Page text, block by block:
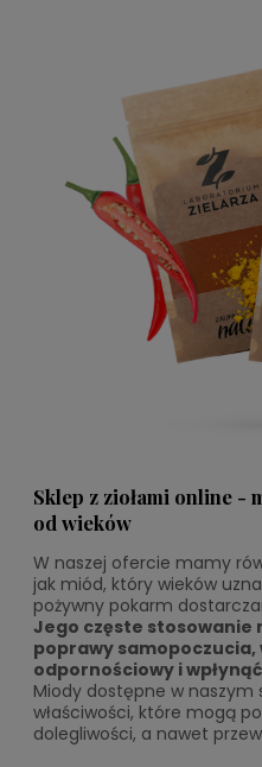
Sklep z ziołami online -
od wieków
W naszej ofercie mamy
jak miód, który wieków
pożywny pokarm
Jego częste stosowanie
poprawy samopoczucia,
odpornościowy i
Miody dostępne w naszym
właściwości, które mogą
dolegliwości, a nawet